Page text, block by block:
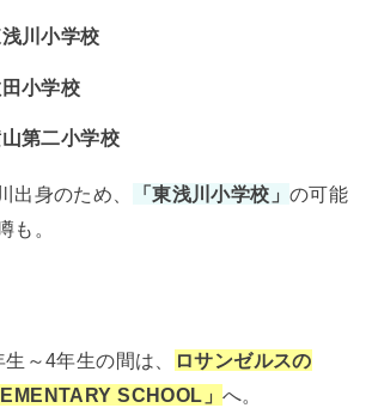
川小学校
小学校
第二小学校
出身のため、 「東浅川小学校」 の可能
も。
～4年生の間は、
ロサンゼルスの
SCHOOL」へ。